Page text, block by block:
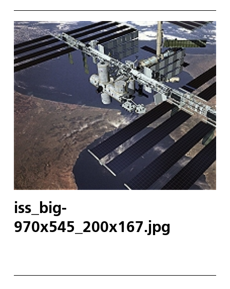
iss_big-
970x545_200x167.jpg